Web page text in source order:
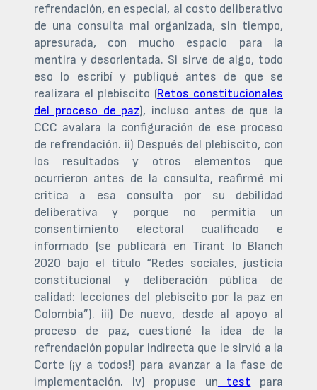
refrendación, en especial, al costo deliberativo
de una consulta mal organizada, sin tiempo,
apresurada, con mucho espacio para la
mentira y desorientada. Si sirve de algo, todo
eso lo escribí y publiqué antes de que se
realizara el plebiscito (Retos constitucionales
del proceso de paz), incluso antes de que la
CCC avalara la configuración de ese proceso
de refrendación. ii) Después del plebiscito, con
los resultados y otros elementos que
ocurrieron antes de la consulta, reafirmé mi
crítica a esa consulta por su debilidad
deliberativa y porque no permitía un
consentimiento electoral cualificado e
informado (se publicará en Tirant lo Blanch
2020 bajo el título “Redes sociales, justicia
constitucional y deliberación pública de
calidad: lecciones del plebiscito por la paz en
Colombia”). iii) De nuevo, desde al apoyo al
proceso de paz, cuestioné la idea de la
refrendación popular indirecta que le sirvió a la
Corte (¡y a todos!) para avanzar a la fase de
implementación. iv) propuse un test para